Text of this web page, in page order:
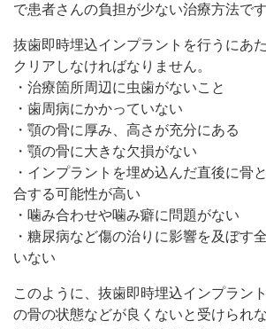
で患者さんの負担が少ない治療方法です
抜歯即時埋込インプラントを行うにあ
クリアしなければなりません。
・治療箇所周辺に虫歯がないこと
・歯周病にかかっていない
・顎の骨に厚み、高さが充分にある
・顎の骨に大きな欠損がない
・インプラントを埋め込んだ直後に骨
合する可能性が高い
・噛み合わせや噛み癖に問題がない
・糖尿病など傷の治りに影響を及ぼす
いない
このように、抜歯即時埋込インプラン
の骨の状態などが良くないと受けられ